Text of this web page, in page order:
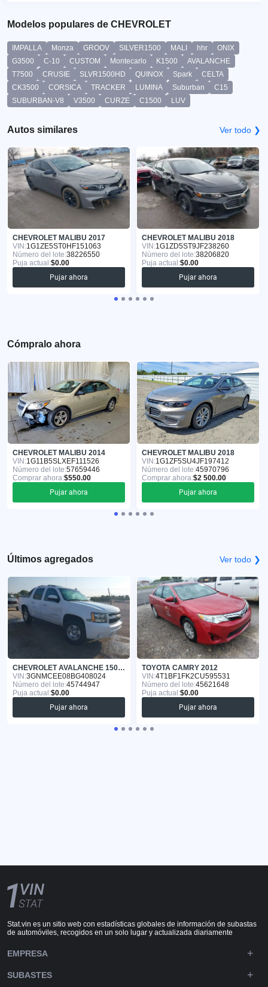
Modelos populares de CHEVROLET
IMPALLA Monza GROOV SILVER1500 MALI hhr
ONIX
G3500
C-10 CUSTOM Montecarlo K1500
AVALANCHE
T7500
CRUSIE SLVR1500HD QUINOX Spark
CELTA
CK3500
CORSICA TRACKER LUMINA Suburban
C15
SUBURBAN-V8
V3500 CURZE C1500 LUV
Autos similares Ver todo ❯
CHEVROLET MALIBU 2017
VIN:1G1ZE5ST0HF151063
Número del lote:38226550
Puja actual:$0.00
Pujar ahora
CHEVROLET MALIBU 2018
VIN:1G1ZD5ST9JF238260
Número del lote:38206820
Puja actual:$0.00
Pujar ahora
Cómpralo ahora
CHEVROLET MALIBU 2014
VIN:1G11B5SLXEF111526
Número del lote:57659446
Comprar ahora:$550.00
Pujar ahora
CHEVROLET MALIBU 2018
VIN:1G1ZF5SU4JF197412
Número del lote:45970796
Comprar ahora:$2 500.00
Pujar ahora
Últimos agregados Ver todo ❯
CHEVROLET AVALANCHE 1500 2011
VIN:3GNMCEE08BG408024
Número del lote:45744947
Puja actual:$0.00
Pujar ahora
TOYOTA CAMRY 2012
VIN:4T1BF1FK2CU595531
Número del lote:45621648
Puja actual:$0.00
Pujar ahora
Stat.vin es un sitio web con estadísticas globales de información de subastas
de automóviles, recogidos en un solo lugar y actualizada diariamente
EMPRESA
SUBASTES